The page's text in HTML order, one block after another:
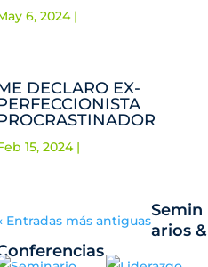
6, 2024|
DECLARO EX-
15, 2024|
Entradas más antiguas
Semin
arios &